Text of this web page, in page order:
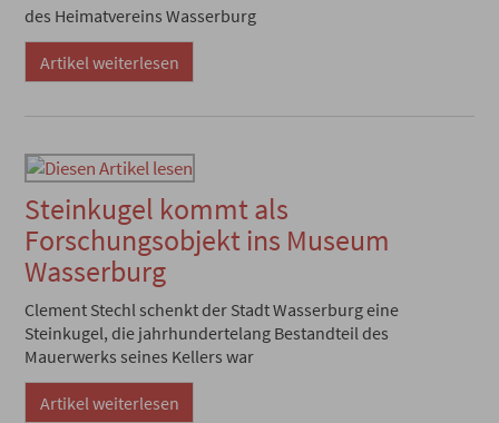
des Heimatvereins Wasserburg
Artikel weiterlesen
Steinkugel kommt als
Forschungsobjekt ins Museum
Wasserburg
Clement Stechl schenkt der Stadt Wasserburg eine
Steinkugel, die jahrhundertelang Bestandteil des
Mauerwerks seines Kellers war
Artikel weiterlesen